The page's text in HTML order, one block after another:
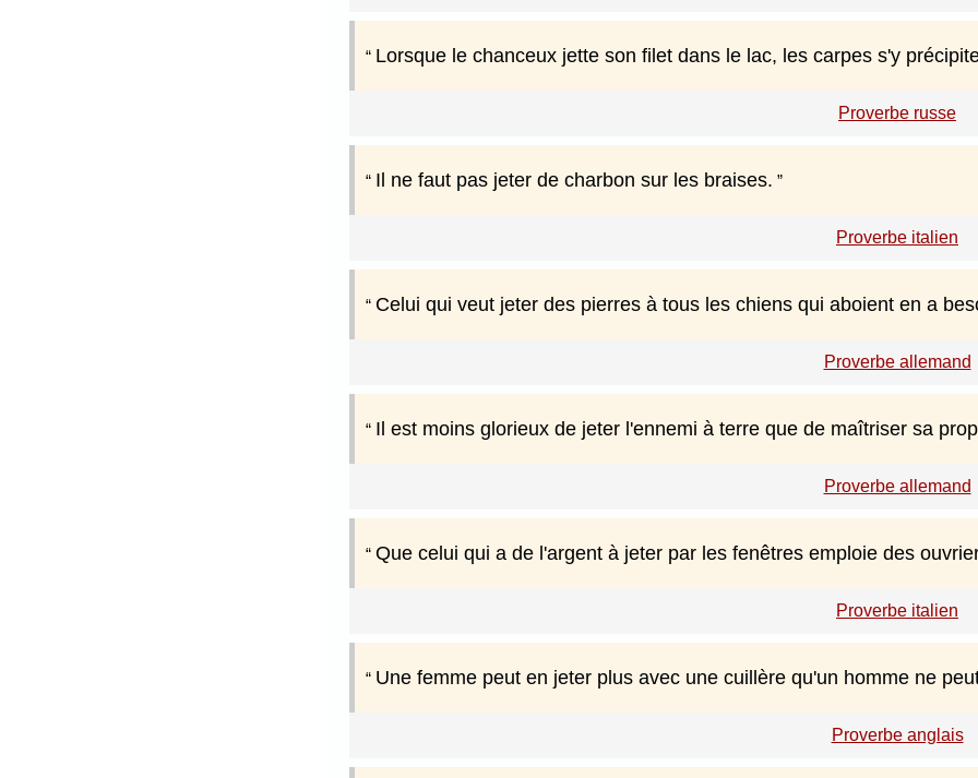
Lorsque le chanceux jette son filet dans le lac, les carpes s'y
Proverbe russe
Il ne faut pas jeter de charbon sur les braises.
Proverbe italien
Celui qui veut jeter des pierres à tous les chiens qui aboient en a
Proverbe allemand
Il est moins glorieux de jeter l'ennemi à terre que de maîtriser sa
Proverbe allemand
Que celui qui a de l'argent à jeter par les fenêtres emploie des
Proverbe italien
Une femme peut en jeter plus avec une cuillère qu'un homme ne
Proverbe anglais